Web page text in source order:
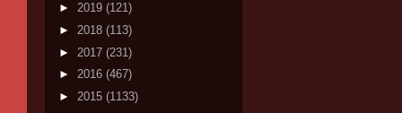
► 2019 (121)
► 2018 (113)
► 2017 (231)
► 2016 (467)
► 2015 (1133)